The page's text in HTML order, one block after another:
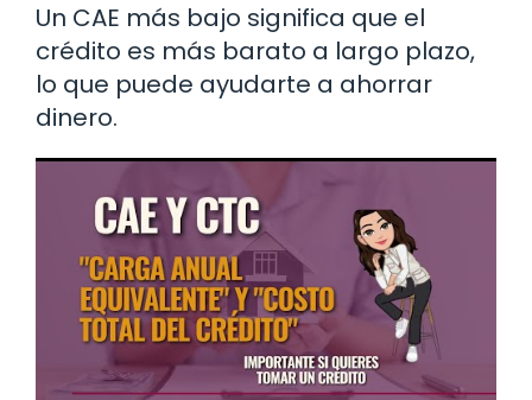
Un CAE más bajo significa que el
crédito es más barato a largo plazo,
lo que puede ayudarte a ahorrar
dinero.